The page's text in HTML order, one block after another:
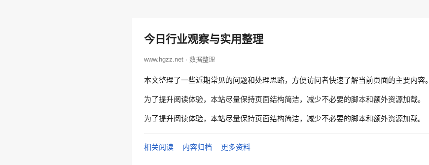
今日行业观察与实用整理
www.hgzz.net · 数据整理
本文整理了一些近期常见的问题和处理思路，方便访问者快速了解当前页面的主要内容。
为了提升阅读体验，本站尽量保持页面结构简洁，减少不必要的脚本和额外资源加载。
为了提升阅读体验，本站尽量保持页面结构简洁，减少不必要的脚本和额外资源加载。
相关阅读 内容归档 更多资料